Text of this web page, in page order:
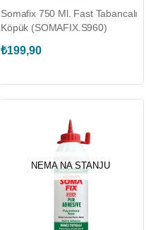
Somafix 750 Ml. Fast Tabancalı
Köpük (SOMAFIX.S960)
₺199,90
NEMA NA STANJU